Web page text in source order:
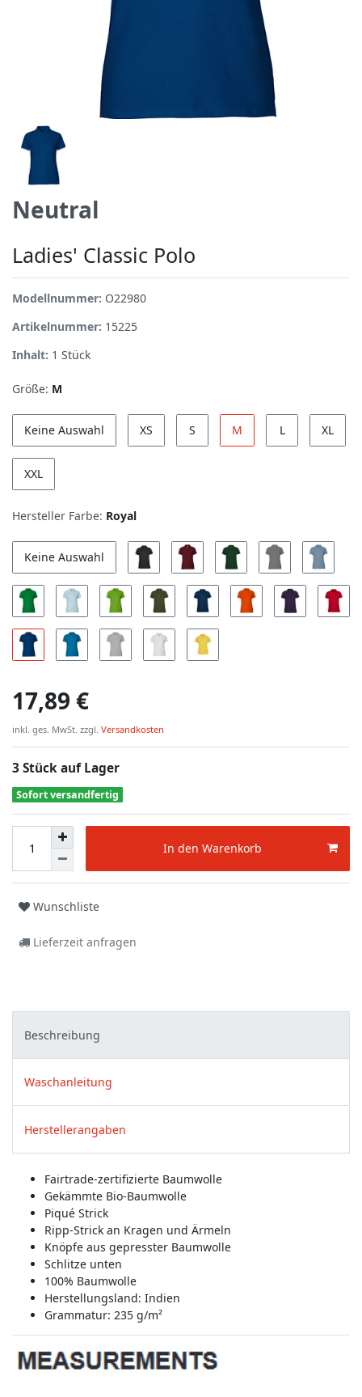
Neutral
Ladies' Classic Polo
Modellnummer: O22980
Artikelnummer: 15225
Inhalt: 1 Stück
Größe: M
Keine Auswahl XS S M L XL
XXL
Hersteller Farbe: Royal
Keine Auswahl
17,89 €
inkl. ges. MwSt. zzgl. Versandkosten
3 Stück auf Lager
Sofort versandfertig
In den Warenkorb
Wunschliste
Lieferzeit anfragen
Beschreibung
Waschanleitung
Herstellerangaben
Fairtrade-zertifizierte Baumwolle
Gekämmte Bio-Baumwolle
Piqué Strick
Ripp-Strick an Kragen und Ärmeln
Knöpfe aus gepresster Baumwolle
Schlitze unten
100% Baumwolle
Herstellungsland: Indien
Grammatur: 235 g/m²